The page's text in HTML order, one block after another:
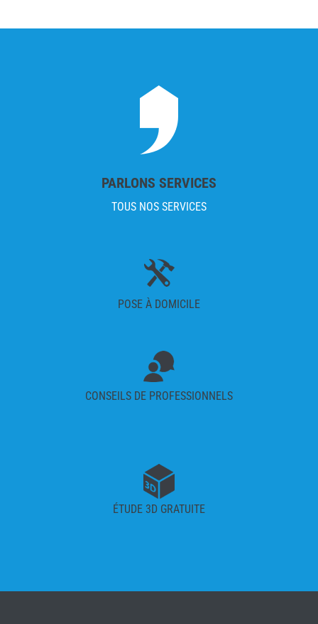
PARLONS SERVICES
TOUS NOS SERVICES
POSE À DOMICILE
CONSEILS DE PROFESSIONNELS
ÉTUDE 3D GRATUITE